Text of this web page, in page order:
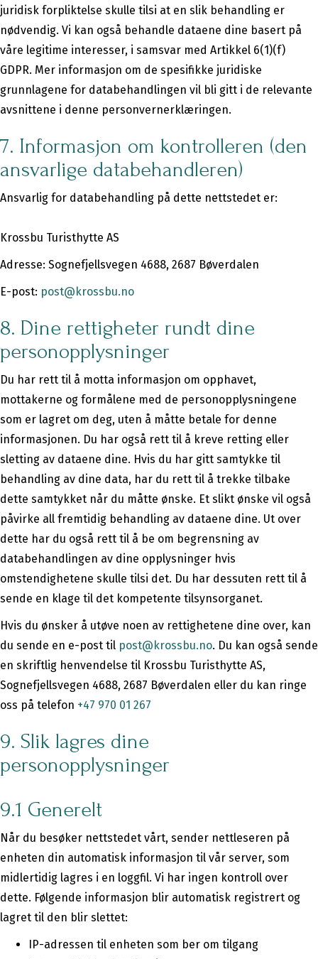
juridisk forpliktelse skulle tilsi at en slik behandling er
nødvendig. Vi kan også behandle dataene dine basert på
våre legitime interesser, i samsvar med Artikkel 6(1)(f)
GDPR. Mer informasjon om de spesifikke juridiske
grunnlagene for databehandlingen vil bli gitt i de relevante
avsnittene i denne personvernerklæringen.
7. Informasjon om kontrolleren (den
ansvarlige databehandleren)
Ansvarlig for databehandling på dette nettstedet er:
Krossbu Turisthytte AS
Adresse: Sognefjellsvegen 4688, 2687 Bøverdalen
E-post: post@krossbu.no
8. Dine rettigheter rundt dine
personopplysninger
Du har rett til å motta informasjon om opphavet,
mottakerne og formålene med de personopplysningene
som er lagret om deg, uten å måtte betale for denne
informasjonen. Du har også rett til å kreve retting eller
sletting av dataene dine. Hvis du har gitt samtykke til
behandling av dine data, har du rett til å trekke tilbake
dette samtykket når du måtte ønske. Et slikt ønske vil også
påvirke all fremtidig behandling av dataene dine. Ut over
dette har du også rett til å be om begrensning av
databehandlingen av dine opplysninger hvis
omstendighetene skulle tilsi det. Du har dessuten rett til å
sende en klage til det kompetente tilsynsorganet.
Hvis du ønsker å utøve noen av rettighetene dine over, kan
du sende en e-post til post@krossbu.no. Du kan også sende
en skriftlig henvendelse til Krossbu Turisthytte AS,
Sognefjellsvegen 4688, 2687 Bøverdalen eller du kan ringe
oss på telefon +47 970 01 267
9. Slik lagres dine
personopplysninger
9.1 Generelt
Når du besøker nettstedet vårt, sender nettleseren på
enheten din automatisk informasjon til vår server, som
midlertidig lagres i en loggfil. Vi har ingen kontroll over
dette. Følgende informasjon blir automatisk registrert og
lagret til den blir slettet:
IP-adressen til enheten som ber om tilgang